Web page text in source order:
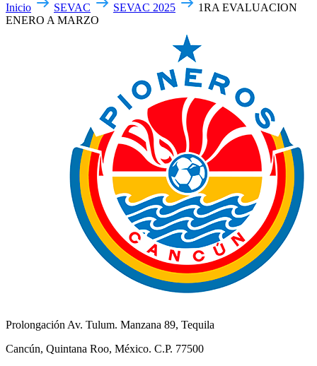
Inicio SEVAC SEVAC 2025
1RA EVALUACION
ENERO A MARZO
Prolongación Av. Tulum. Manzana 89, Tequila
Cancún, Quintana Roo, México. C.P. 77500